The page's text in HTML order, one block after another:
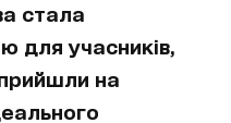
стала
для учасників,
на